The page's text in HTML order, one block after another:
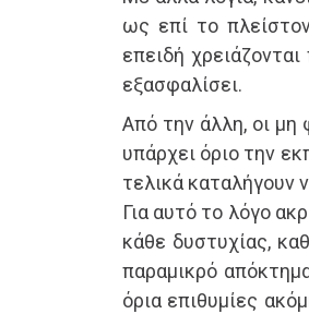
ως επί το
επειδή
εξασφαλίσει.
Από την άλλη, οι μη
υπάρχει όριο την
τελικά καταλήγουν
Για αυτό το λόγο
κάθε δυστυχίας,
παραμικρό
όρια επιθυμίες